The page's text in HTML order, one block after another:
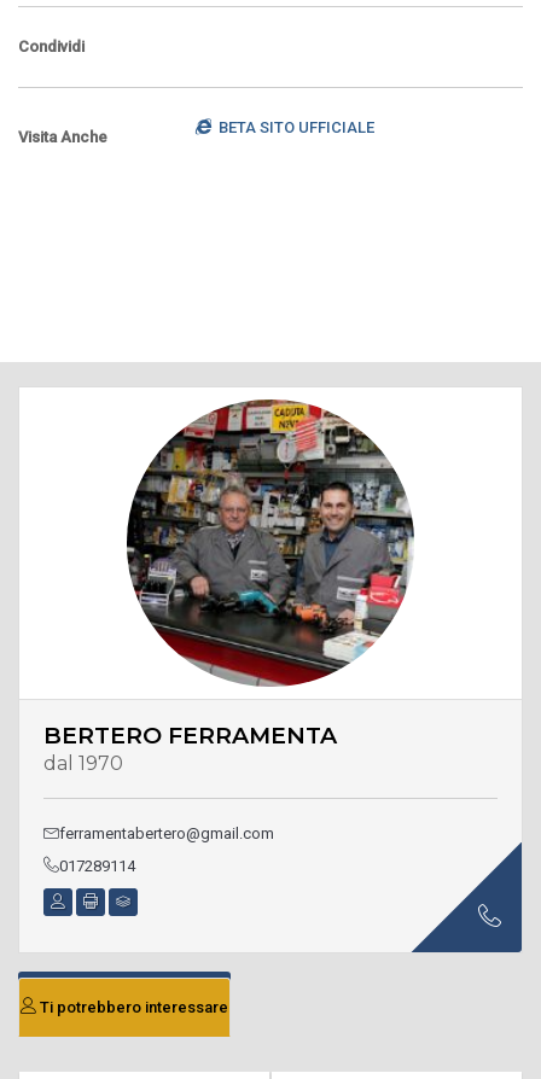
Condividi
Visita Anche
BETA SITO UFFICIALE
BERTERO FERRAMENTA
dal 1970
ferramentabertero@gmail.com
017289114
Ti potrebbero interessare